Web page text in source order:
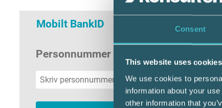
Consent
This website uses cookies
We use cookies to
information about your
other information that
Mobilt BankID Lösenord
Personnummer